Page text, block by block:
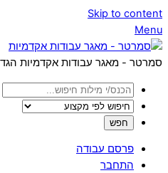
Skip to content
Menu
סמרטר - מאגר עבודות אקדמיות
פרסם עבודה
התחבר